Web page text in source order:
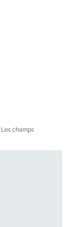
Les champs